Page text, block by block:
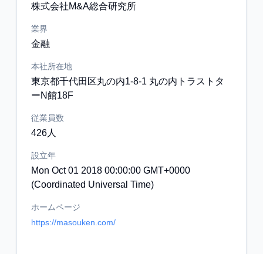
株式会社M&A総合研究所
業界
金融
本社所在地
東京都千代田区丸の内1-8-1 丸の内トラストタ
ーN館18F
従業員数
426人
設立年
Mon Oct 01 2018 00:00:00 GMT+0000
(Coordinated Universal Time)
ホームページ
https://masouken.com/